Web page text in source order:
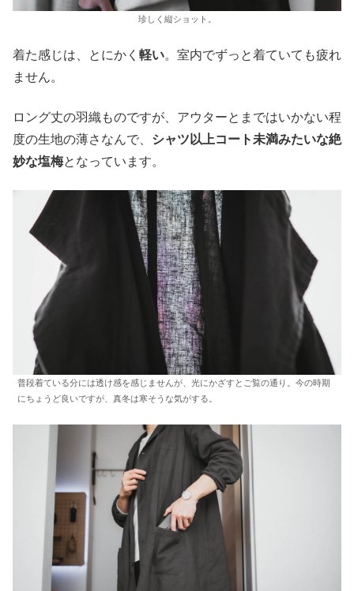
珍しく縦ショット。
着た感じは、とにかく 軽い。室内でずっと着ていても疲れ
ません。
ロング丈の羽織ものですが、アウターとまではいかない程
度の生地の薄さなんで、 シャツ以上コート未満みたいな絶
妙な塩梅となっています。
普段着ている分には透け感を感じませんが、光にかざすとご覧の通り。今の時期
にちょうど良いですが、真冬は寒そうな気がする。